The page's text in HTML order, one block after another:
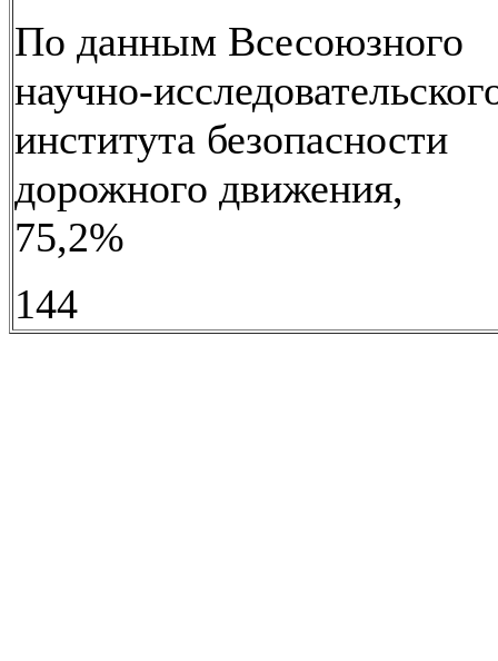
По данным Всесоюзного
научно-
института безопасности
дорожного движения,
75,2%
144